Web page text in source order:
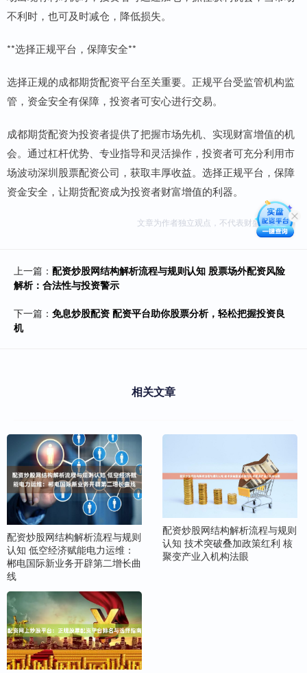
不利时，也可及时减仓，降低损失。
**选择正规平台，保障安全**
选择正规的成都期货配资平台至关重要。正规平台受监管机构监
管，资金安全有保障，投资者可安心进行交易。
成都期货配资为投资者提供了把握市场先机、实现财富增值的机
会。通过杠杆优势、专业指导和灵活操作，投资者可充分利用市
场波动深圳股票配资公司，获取丰厚收益。选择正规平台，保障
资金安全，让期货配资成为投资者财富增值的利器。
文章为作者独立观点，不代表财盛证券观点
上一篇： 配资炒股网结构解析流程与规则认知 股票场外配资风险
解析：合法性与投资警示
下一篇： 免息炒股配资 配资平台助你股票分析，轻松把握投资良
机
相关文章
配资炒股网结构解析流程与规则
认知 低空经济赋能电力运维：
郴电国际新业务开辟第二增长曲
线
配资炒股网结构解析流程与规则
认知 技术突破叠加政策红利 核
聚变产业入机构法眼